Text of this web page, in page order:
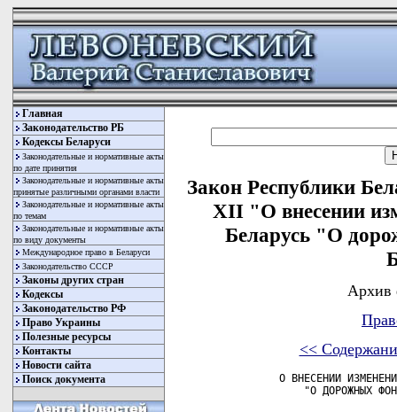
Главная
Законодательство РБ
Кодексы Беларуси
Законодательные и нормативные акты
по дате принятия
Законодательные и нормативные акты
принятые различными органами власти
Законодательные и нормативные акты
по темам
Законодательные и нормативные акты
по виду документы
Международное право в Беларуси
Законодательство СССР
Законы других стран
Кодексы
Законодательство РФ
Право Украины
Полезные ресурсы
Контакты
Новости сайта
Поиск документа
Закон Республики
XII "О внесении
Беларусь "О
Архив
<<
О ВНЕСЕНИИ
"О ДОРОЖНЫХ